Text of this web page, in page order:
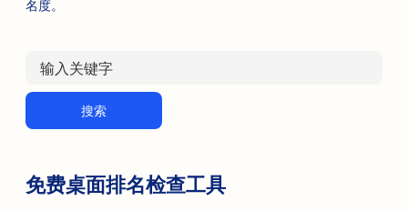
名度。
搜索
免费桌面排名检查工具